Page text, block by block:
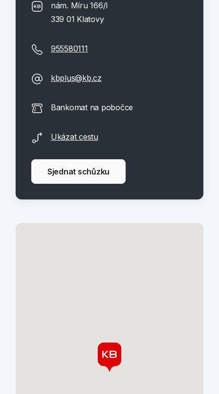
nám. Míru 166/I
339 01 Klatovy
955580111
kbplus@kb.cz
Bankomat na pobočce
Ukázat cestu
Sjednat schůzku